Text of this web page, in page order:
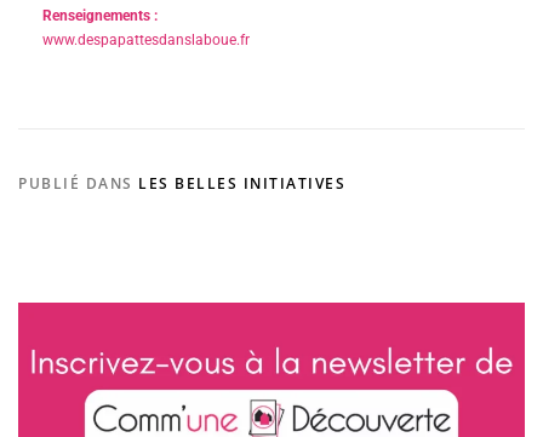
Renseignements :
www.despapattesdanslaboue.fr
PUBLIÉ DANS LES BELLES INITIATIVES